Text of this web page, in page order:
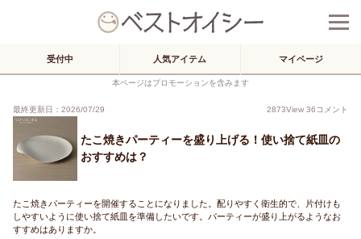
受付中 人気アイテム マイページ
本ページはプロモーションを含みます
最終更新日：2026/07/29 2873View 36コメント
たこ焼きパーティーを盛り上げる！使い捨て紙皿の
おすすめは？
たこ焼きパーティーを開催することになりました。配りやすく衛生的で、片付けも
しやすいように使い捨て紙皿を準備したいです。パーティーが盛り上がるようなお
すすめはありますか。